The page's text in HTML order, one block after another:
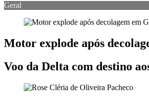
Geral
Motor explode após
Voo da Delta com destino